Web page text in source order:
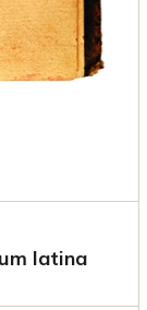
latina